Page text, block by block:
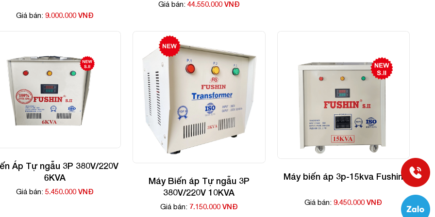
Giá bán: 9.000.000 VNĐ
Giá bán: 44.550.000 VNĐ
Áp Tự ngẫu 3P 380V/220V
6KVA
Giá bán: 5.450.000 VNĐ
Máy Biến áp Tự ngẫu 3P
380V/220V 10KVA
Giá bán: 7.150.000 VNĐ
Máy biến áp 3p-15kva Fushin
Giá bán:9.450.000 VNĐ